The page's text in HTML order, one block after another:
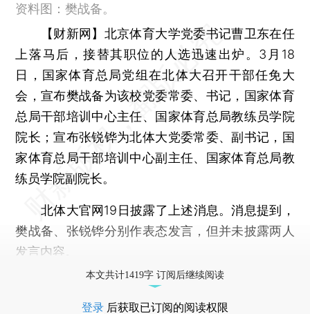
资料图：樊战备。
【财新网】 北京体育大学党委书记曹卫东在任
上落马后，接替其职位的人选迅速出炉。3月18
日，国家体育总局党组在北体大召开干部任免大
会，宣布樊战备为该校党委常委、书记，国家体育
总局干部培训中心主任、国家体育总局教练员学院
院长；宣布张锐铧为北体大党委常委、副书记，国
家体育总局干部培训中心副主任、国家体育总局教
练员学院副院长。
北体大官网19日披露了上述消息。消息提到，
樊战备、张锐铧分别作表态发言，但并未披露两人
发言内容。
本文共计1419字 订阅后继续阅读
登录 后获取已订阅的阅读权限